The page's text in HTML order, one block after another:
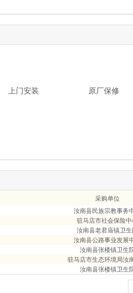
上门安装 原厂保修
采购单位
汝南县民族宗教事务
驻马店市社会保险
汝南县老君庙镇卫
汝南县公路事业发展
汝南县张楼镇卫生
驻马店市生态环境局汝
汝南县张楼镇卫生